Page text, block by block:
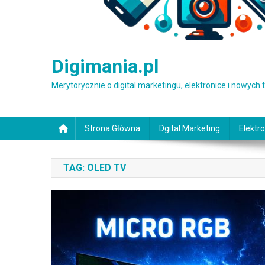
Digimania.pl
Merytorycznie o digital marketingu, elektronice i nowych
Strona Główna Dgital Marketing
TAG: OLED TV